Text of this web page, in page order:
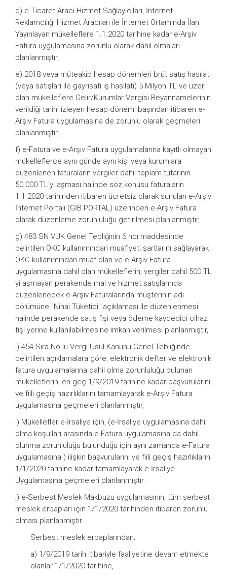
d) e-Ticaret Aracı Hizmet Sağlayıcıları, İnternet
Reklamcılığı Hizmet Aracıları ile İnternet Ortamında İlan
Yayınlayan mükelleflere 1.1.2020 tarihine kadar e-Arşiv
Fatura uygulamasına zorunlu olarak dahil olmaları
planlanmıştır,
e) 2018 veya müteakip hesap dönemleri brüt satış hasılatı
(veya satışları ile gayrisafi iş hasılatı) 5 Milyon TL ve üzeri
olan mükelleflere Gelir/Kurumlar Vergisi Beyannamelerinin
verildiği tarihi izleyen hesap dönemi başından itibaren e-
Arşiv Fatura uygulamasına de zorunlu olarak geçmeleri
planlanmıştır,
f) e-Fatura ve e-Arşiv Fatura uygulamalarına kayıtlı olmayan
mükelleflerce aynı günde aynı kişi veya kurumlara
düzenlenen faturaların vergiler dahil toplam tutarının
50.000 TL'yi aşması halinde söz konusu faturaların
1.1.2020 tarihinden itibaren ücretsiz olarak sunulan e-Arşiv
İnternet Portali (GİB PORTAL) üzerinden e-Arşiv Fatura
olarak düzenleme zorunluluğu getirilmesi planlanmıştır,
g) 483 SN VUK Genel Tebliğinin 6 ncı maddesinde
belirtilen ÖKC kullanımından muafiyeti şartlarını sağlayarak
ÖKC kullanımından muaf olan ve e-Arşiv Fatura
uygulamasına dahil olan mükelleflerin; vergiler dahil 500 TL
yi aşmayan perakende mal ve hizmet satışlarında
düzenlenecek e-Arşiv Faturalarında müşterinin adı
bölümüne "Nihai Tüketici" açıklaması ile düzenlenmesi
halinde perakende satış fişi veya ödeme kaydedici cihaz
fişi yerine kullanılabilmesine imkan verilmesi planlanmıştır,
ı) 454 Sıra No.lu Vergi Usul Kanunu Genel Tebliğinde
belirtilen açıklamalara göre, elektronik defter ve elektronik
fatura uygulamalarına dahil olma zorunluluğu bulunan
mükelleflerin, en geç 1/9/2019 tarihine kadar başvurularını
ve fiili geçiş hazırlıklarını tamamlayarak e-Arşiv Fatura
uygulamasına geçmeleri planlanmıştır,
i) Mükellefler e-İrsaliye için, (e-İrsaliye uygulamasına dahil
olma koşulları arasında e-Fatura uygulamasına da dahil
olunma zorunluluğu bulunduğu için aynı zamanda e-Fatura
uygulamasına ) ilişkin başvurularını ve fiili geçiş hazırlıklarını
1/1/2020 tarihine kadar tamamlayarak e-İrsaliye
Uygulamasına geçmeleri planlanmıştır.
j) e-Serbest Meslek Makbuzu uygulamasının, tüm serbest
meslek erbapları için 1/1/2020 tarihinden itibaren zorunlu
olması planlanmıştır.
Serbest meslek erbaplarından;
a) 1/9/2019 tarih itibariyle faaliyetine devam etmekte
olanlar 1/1/2020 tarihine,